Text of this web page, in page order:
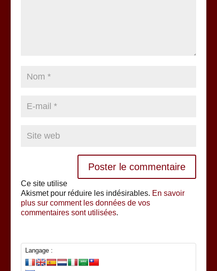
Ce site utilise
Akismet pour réduire les indésirables. En savoir
plus sur comment les données de vos
commentaires sont utilisées.
Langage :